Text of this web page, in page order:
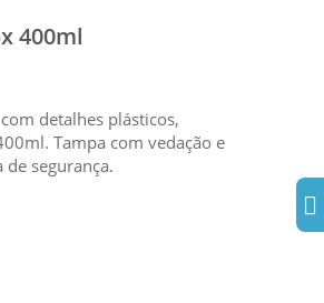
400ml
detalhes plásticos,
Tampa com vedação e
segurança.